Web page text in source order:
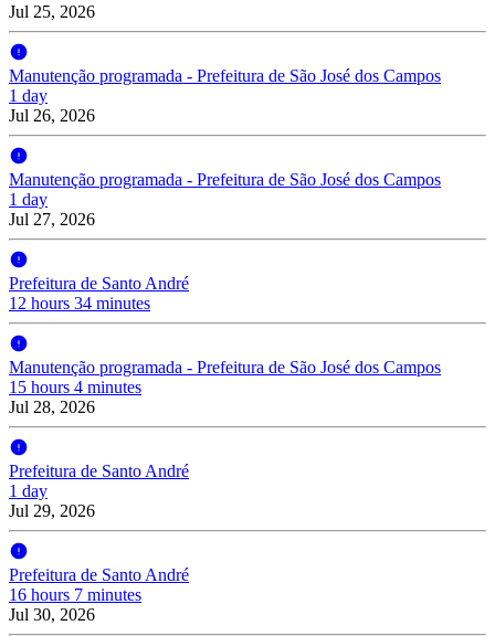
Jul 25, 2026
Manutenção programada - Prefeitura de São José dos Campos
1 day
Jul 26, 2026
Manutenção programada - Prefeitura de São José dos Campos
1 day
Jul 27, 2026
Prefeitura de Santo André
12 hours 34 minutes
Manutenção programada - Prefeitura de São José dos Campos
15 hours 4 minutes
Jul 28, 2026
Prefeitura de Santo André
1 day
Jul 29, 2026
Prefeitura de Santo André
16 hours 7 minutes
Jul 30, 2026